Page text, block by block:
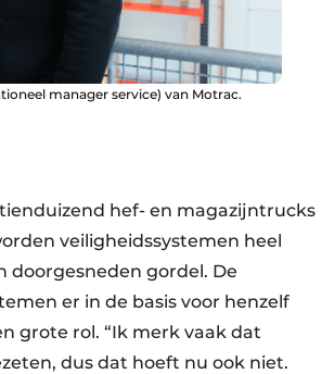
manager service) van Motrac.
hef- en magazijntrucks
veiligheidssystemen heel
doorgesneden gordel. De
er in de basis voor henzelf
grote rol. “Ik merk vaak dat
dus dat hoeft nu ook niet.